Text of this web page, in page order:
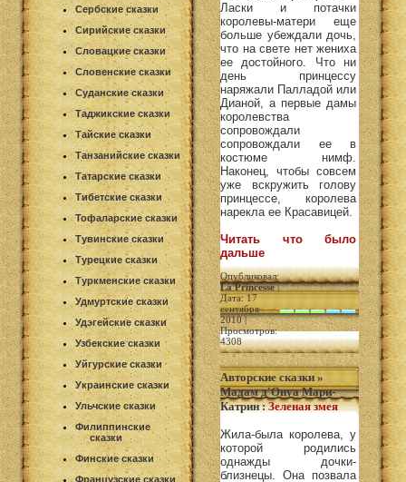
Сербские сказки
Сирийские сказки
Словацкие сказки
Словенские сказки
Суданские сказки
Таджикские сказки
Тайские сказки
Танзанийские сказки
Татарские сказки
Тибетские сказки
Тофаларские сказки
Тувинские сказки
Турецкие сказки
Туркменские сказки
Удмуртские сказки
Удэгейские сказки
Узбекские сказки
Уйгурские сказки
Украинские сказки
Ульчские сказки
Филиппинские
сказки
Финские сказки
Французские сказки
Ласки и потачки
королевы-матери еще
больше убеждали дочь,
что на свете нет жениха
ее достойного. Что ни
день принцессу
наряжали Палладой или
Дианой, а первые дамы
королевства
сопровождали
сопровождали ее в
костюме нимф.
Наконец, чтобы совсем
уже вскружить голову
принцессе, королева
нарекла ее Красавицей.
Читать что было
дальше
Опубликовал:
La Princesse|
Дата: 17
сентября
2010 |
Просмотров:
4308
Авторские сказки »
Мадам д'Онуа Мари-
Катрин:Зеленая змея
Жила-была королева, у
которой родились
однажды дочки-
близнецы. Она позвала